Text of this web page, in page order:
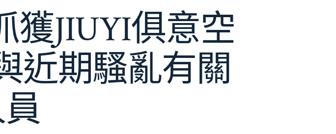
獲JIUYI俱意空
近期騷亂有關